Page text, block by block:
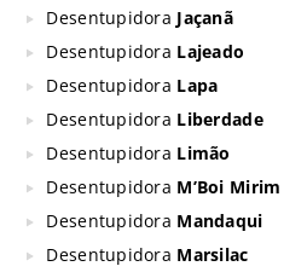
Desentupidora Jaçanã
Desentupidora Lajeado
Desentupidora Lapa
Desentupidora Liberdade
Desentupidora Limão
Desentupidora M’Boi Mirim
Desentupidora Mandaqui
Desentupidora Marsilac